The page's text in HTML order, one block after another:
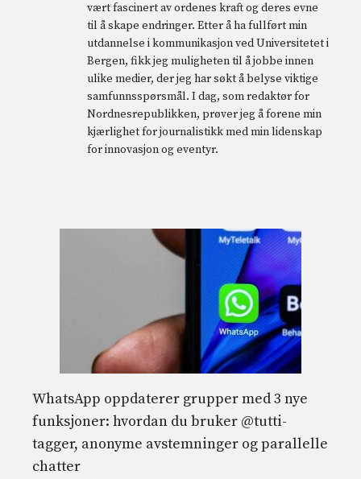
vært fascinert av ordenes kraft og deres evne
til å skape endringer. Etter å ha fullført min
utdannelse i kommunikasjon ved Universitetet i
Bergen, fikk jeg muligheten til å jobbe innen
ulike medier, der jeg har søkt å belyse viktige
samfunnsspørsmål. I dag, som redaktør for
Nordnesrepublikken, prøver jeg å forene min
kjærlighet for journalistikk med min lidenskap
for innovasjon og eventyr.
WhatsApp oppdaterer grupper med 3 nye
funksjoner: hvordan du bruker @tutti-
tagger, anonyme avstemninger og parallelle
chatter